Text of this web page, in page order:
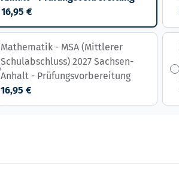
16,95 €
Mathematik - MSA (Mittlerer
Schulabschluss) 2027 Sachsen-
Anhalt - Prüfungsvorbereitung
16,95 €